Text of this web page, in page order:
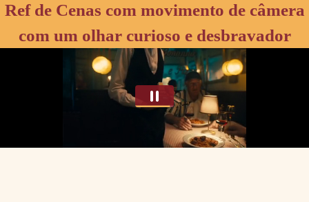
Ref de Cenas com movimento de câmera
com um olhar curioso e desbravador